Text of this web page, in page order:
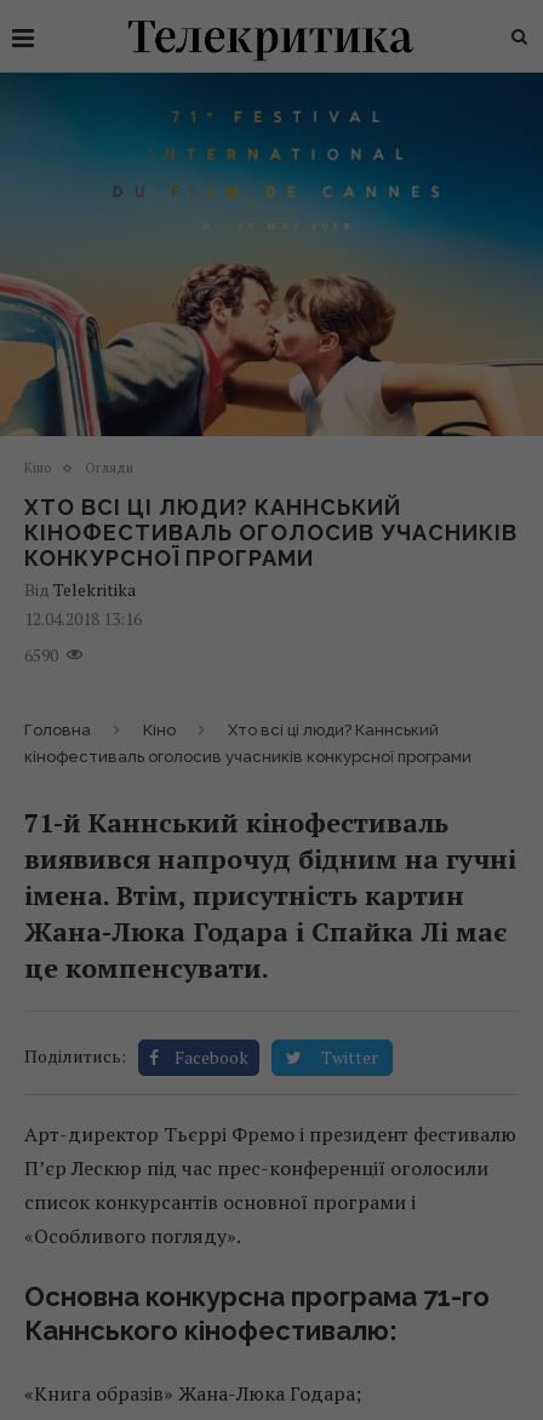
Кіно Огляди
ХТО ВСІ ЦІ ЛЮДИ? КАННСЬКИЙ
КІНОФЕСТИВАЛЬ ОГОЛОСИВ УЧАСНИКІВ
КОНКУРСНОЇ ПРОГРАМИ
Від Telekritika
12.04.2018 13:16
6590
Головна Кіно
Хто всі ці люди? Каннський
кінофестиваль оголосив учасників конкурсної програми
71-й Каннський кінофестиваль
виявився напрочуд бідним на гучні
імена. Втім, присутність картин
Жана-Люка Годара і Спайка Лі має
це компенсувати.
Поділитись: Facebook Twitter
Арт-директор Тьєррі Фремо і президент фестивалю
П’єр Лескюр під час прес-конференції оголосили
список конкурсантів основної програми і
«Особливого погляду».
Основна конкурсна програма 71-го
Каннського кінофестивалю:
«Книга образів» Жана-Люка Годара;